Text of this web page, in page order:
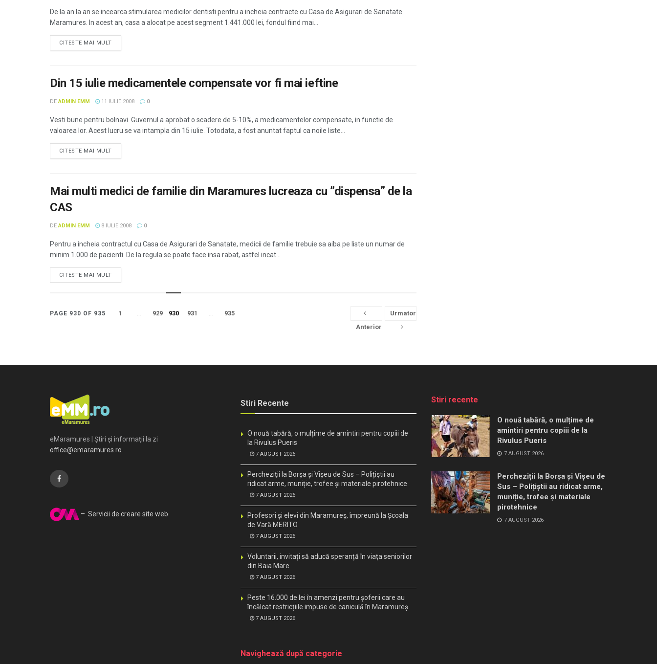
De la an la an se incearca stimularea medicilor dentisti pentru a incheia contracte cu Casa de Asigurari de Sanatate
Maramures. In acest an, casa a alocat pe acest segment 1.441.000 lei, fondul fiind mai...
CITESTE MAI MULT
Din 15 iulie medicamentele compensate vor fi mai ieftine
DE ADMIN EMM 11 IULIE 2008 0
Vesti bune pentru bolnavi. Guvernul a aprobat o scadere de 5-10%, a medicamentelor compensate, in functie de
valoarea lor. Acest lucru se va intampla din 15 iulie. Totodata, a fost anuntat faptul ca noile liste...
CITESTE MAI MULT
Mai multi medici de familie din Maramures lucreaza cu ”dispensa” de la
CAS
DE ADMIN EMM 8 IULIE 2008 0
Pentru a incheia contractul cu Casa de Asigurari de Sanatate, medicii de familie trebuie sa aiba pe liste un numar de
minim 1.000 de pacienti. De la regula se poate face insa rabat, astfel incat...
CITESTE MAI MULT
PAGE 930 OF 935
Anterior
1 … 929 930 931 … 935 Urmator
eMaramures | Știri și informații la zi
office@emaramures.ro
– Servicii de creare site web
Stiri Recente
O nouă tabără, o mulțime de amintiri pentru copiii de
la Rivulus Pueris
7 AUGUST 2026
Percheziții la Borșa și Vișeu de Sus – Polițiștii au
ridicat arme, muniție, trofee și materiale pirotehnice
7 AUGUST 2026
Profesori și elevi din Maramureș, împreună la Școala
de Vară MERITO
7 AUGUST 2026
Voluntarii, invitați să aducă speranță în viața seniorilor
din Baia Mare
7 AUGUST 2026
Peste 16.000 de lei în amenzi pentru șoferii care au
încălcat restricțiile impuse de caniculă în Maramureș
7 AUGUST 2026
Navighează după categorie
Stiri recente
O nouă tabără, o mulțime de
amintiri pentru copiii de la
Rivulus Pueris
7 AUGUST 2026
Percheziții la Borșa și Vișeu de
Sus – Polițiștii au ridicat arme,
muniție, trofee și materiale
pirotehnice
7 AUGUST 2026